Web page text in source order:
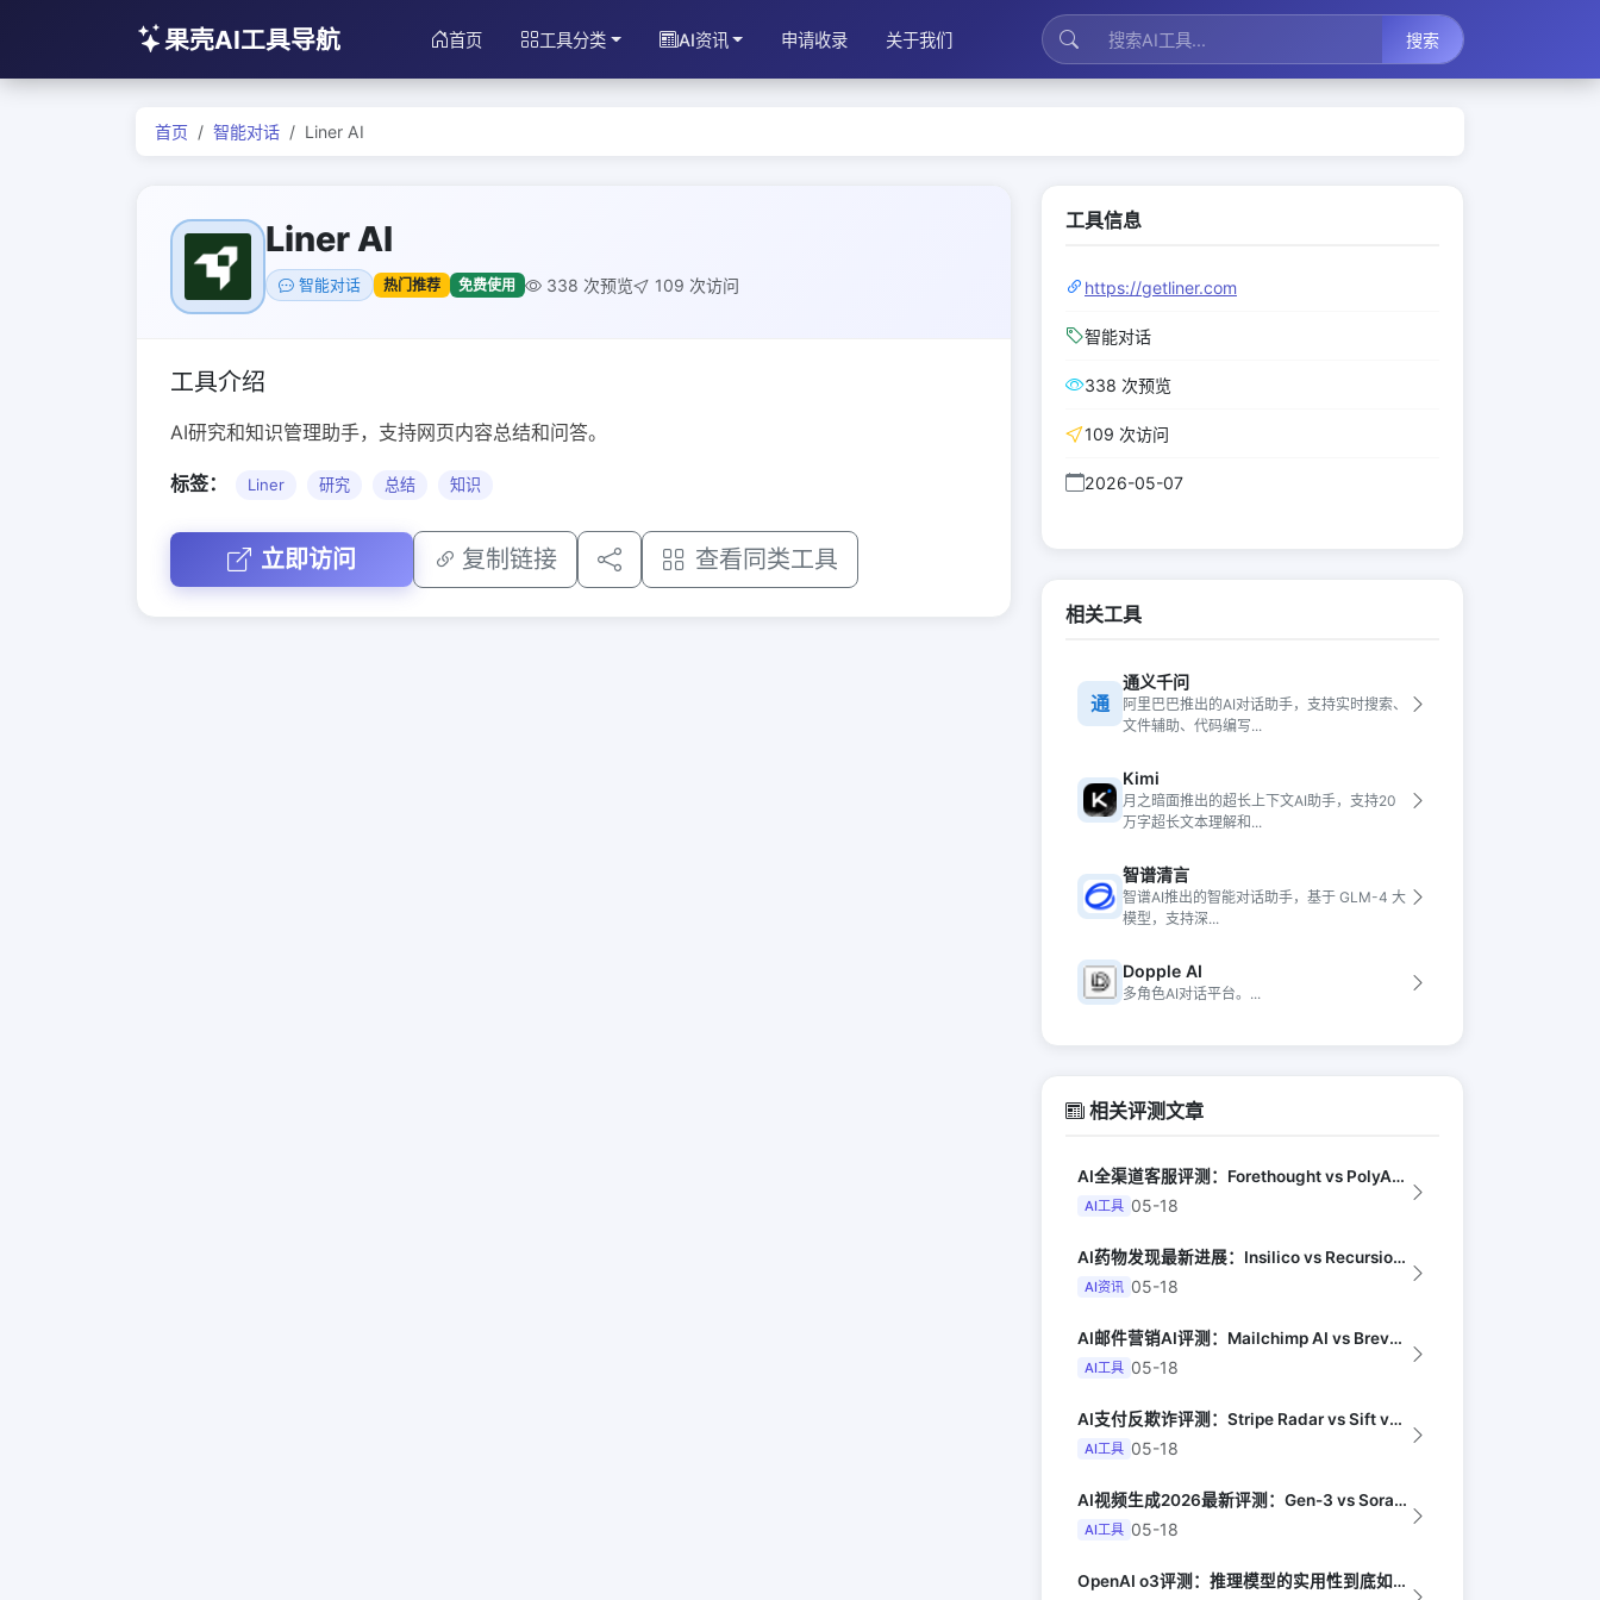
果壳AI工具导航 首页 工具分类 AI资讯 申请收录 关于我们 搜索
首页 智能对话 Liner AI
Liner AI
智能对话 热门推荐 免费使用 338 次预览 109 次访问
工具介绍
AI研究和知识管理助手，支持网页内容总结和问答。
标签： Liner 研究 总结 知识
立即访问 复制链接 查看同类工具
工具信息
https://getliner.com
智能对话
338 次预览
109 次访问
2026-05-07
相关工具
通
通义千问
阿里巴巴推出的AI对话助手，支持实时搜索、
文件辅助、代码编写...
Kimi
月之暗面推出的超长上下文AI助手，支持20
万字超长文本理解和...
智谱清言
智谱AI推出的智能对话助手，基于 GLM-4 大
模型，支持深...
Dopple AI
多角色AI对话平台。...
相关评测文章
AI全渠道客服评测：Forethought vs PolyAI vs Ada（G...
AI工具 05-18
AI药物发现最新进展：Insilico vs Recursion vs Isom...
AI资讯 05-18
AI邮件营销AI评测：Mailchimp AI vs Brevo AI vs K...
AI工具 05-18
AI支付反欺诈评测：Stripe Radar vs Sift vs Signif...
AI工具 05-18
AI视频生成2026最新评测：Gen-3 vs Sora vs Kling vs...
AI工具 05-18
OpenAI o3评测：推理模型的实用性到底如何（Anil Dash）